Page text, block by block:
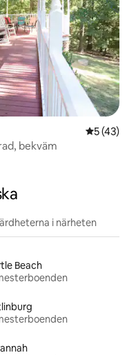
5 av 5 i
5 (43)
bekväm
i närheten
Beach